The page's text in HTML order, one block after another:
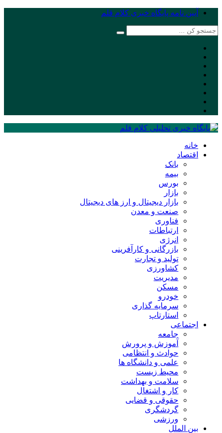
آیین نامه پایگاه خبری کلام قلم
خانه
اقتصاد
بانک
بیمه
بورس
بازار
بازار دیجیتال و ارز های دیجیتال
صنعت و معدن
فناوری
ارتباطات
انرژی
بازرگانی و کارآفرینی
تولید و تجارت
کشاورزی
مدیریت
مسکن
خودرو
سرمایه گذاری
استارتاپ
اجتماعی
جامعه
آموزش و پرورش
حوادث و انتظامی
علمی و دانشگاه ها
محیط زیست
سلامت و بهداشت
کار و اشتغال
حقوقی و قضایی
گردشگری
ورزشی
بین الملل